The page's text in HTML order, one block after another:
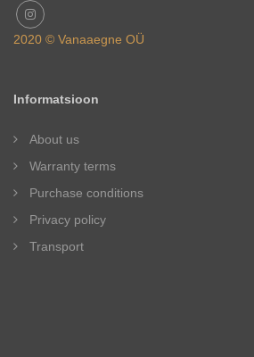
2020 © Vanaaegne OÜ
Informatsioon
About us
Warranty terms
Purchase conditions
Privacy policy
Transport